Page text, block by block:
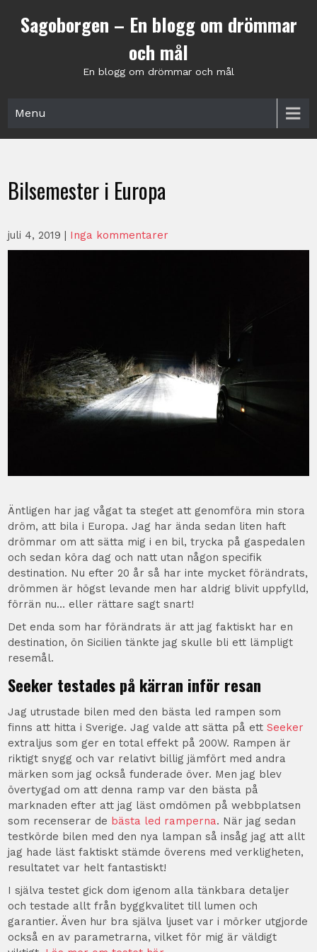
Sagoborgen – En blogg om drömmar
och mål
En blogg om drömmar och mål
Menu
Bilsemester i Europa
juli 4, 2019 | Inga kommentarer
Äntligen har jag vågat ta steget att genomföra min stora
dröm, att bila i Europa. Jag har ända sedan liten haft
drömmar om att sätta mig i en bil, trycka på gaspedalen
och sedan köra dag och natt utan någon specifik
destination. Nu efter 20 år så har inte mycket förändrats,
drömmen är högst levande men har aldrig blivit uppfylld,
förrän nu… eller rättare sagt snart!
Det enda som har förändrats är att jag faktiskt har en
destination, ön Sicilien tänkte jag skulle bli ett lämpligt
resemål.
Seeker testades på kärran inför resan
Jag utrustade bilen med den bästa led rampen som
finns att hitta i Sverige. Jag valde att sätta på ettSeeker
extraljus som ger en total effekt på 200W. Rampen är
riktigt snygg och var relativt billig jämfört med andra
märken som jag också funderade över. Men jag blev
övertygad om att denna ramp var den bästa på
marknaden efter att jag läst omdömen på webbplatsen
som recenserar de bästa led ramperna. När jag sedan
testkörde bilen med den nya lampan så insåg jag att allt
jag hade läst faktiskt stämde överens med verkligheten,
resultatet var helt fantastiskt!
I själva testet gick dom igenom alla tänkbara detaljer
och testade allt från byggkvalitet till lumen och
garantier. Även hur bra själva ljuset var i mörker utgjorde
också en av parametrarna, vilket för mig är väldigt